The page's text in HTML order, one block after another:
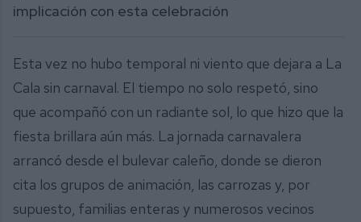
implicación con esta celebración
Esta vez no hubo temporal ni viento que dejara a La
Cala sin carnaval. El tiempo no solo respetó, sino
que acompañó con un radiante sol, lo que hizo que la
fiesta brillara aún más. La jornada carnavalera
arrancó desde el bulevar caleño, donde se dieron
cita los grupos de animación, las carrozas y, por
supuesto, familias enteras y numerosos vecinos